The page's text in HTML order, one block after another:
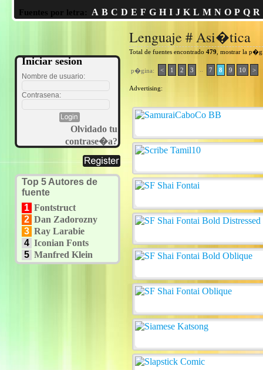
Fuentes por letra: A B C D E F G H I J K L M N O P Q R
Iniciar sesion
Nombre de usuario:
Contrasena:
Olvidado tu
contrase�a?
Top 5 Autores de
fuente
1 Fontstruct
2 Dan Zadorozny
3 Ray Larabie
4 Iconian Fonts
5 Manfred Klein
Lenguaje # Asi�tica
Total de fuentes encontrado 479 , mostrar la
p�gina: < 1 2 3 7 8 9 10 >
Advertising: